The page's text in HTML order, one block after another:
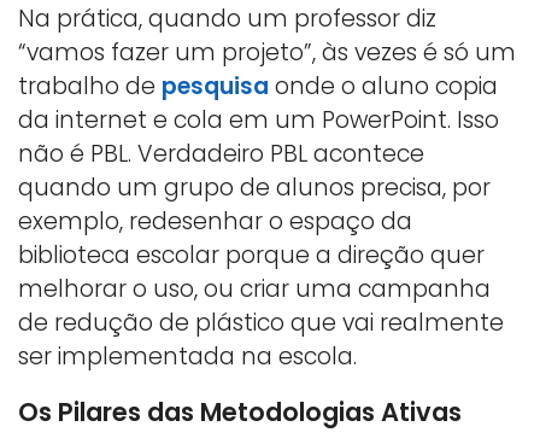
Na prática, quando um professor diz
“vamos fazer um projeto”, às vezes é só um
trabalho de pesquisa onde o aluno copia
da internet e cola em um PowerPoint. Isso
não é PBL. Verdadeiro PBL acontece
quando um grupo de alunos precisa, por
exemplo, redesenhar o espaço da
biblioteca escolar porque a direção quer
melhorar o uso, ou criar uma campanha
de redução de plástico que vai realmente
ser implementada na escola.
Os Pilares das Metodologias Ativas